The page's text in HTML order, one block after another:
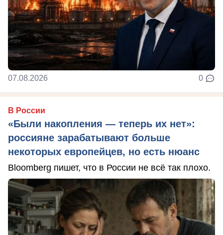
07.08.2026 0
В России
«Были накопления — теперь их нет»:
россияне зарабатывают больше
некоторых европейцев, но есть нюанс
Bloomberg пишет, что в России не всё так плохо.